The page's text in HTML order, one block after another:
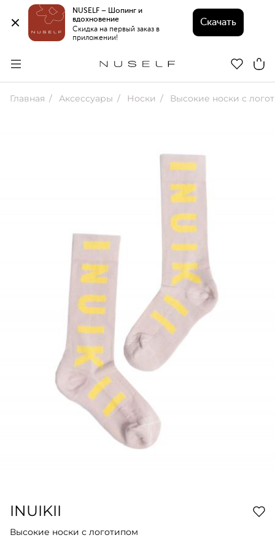
NUSELF – Шопинг и
вдохновение
Скидка на первый заказ в
приложении!
Скачать
Главная Аксессуары Носки Высокие носки с
INUIKII
Высокие носки с логотипом